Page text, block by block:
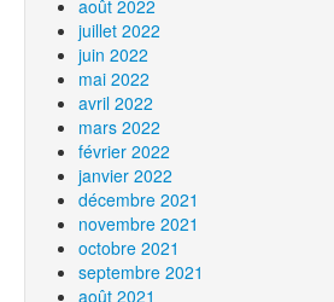
août 2022
juillet 2022
juin 2022
mai 2022
avril 2022
mars 2022
février 2022
janvier 2022
décembre 2021
novembre 2021
octobre 2021
septembre 2021
août 2021